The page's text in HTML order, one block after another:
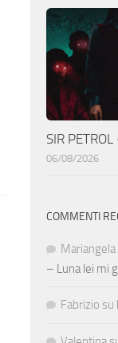
SIR
06/08/2026
COMMENTI
Mariangela
– Luna lei mi
Fabrizio su